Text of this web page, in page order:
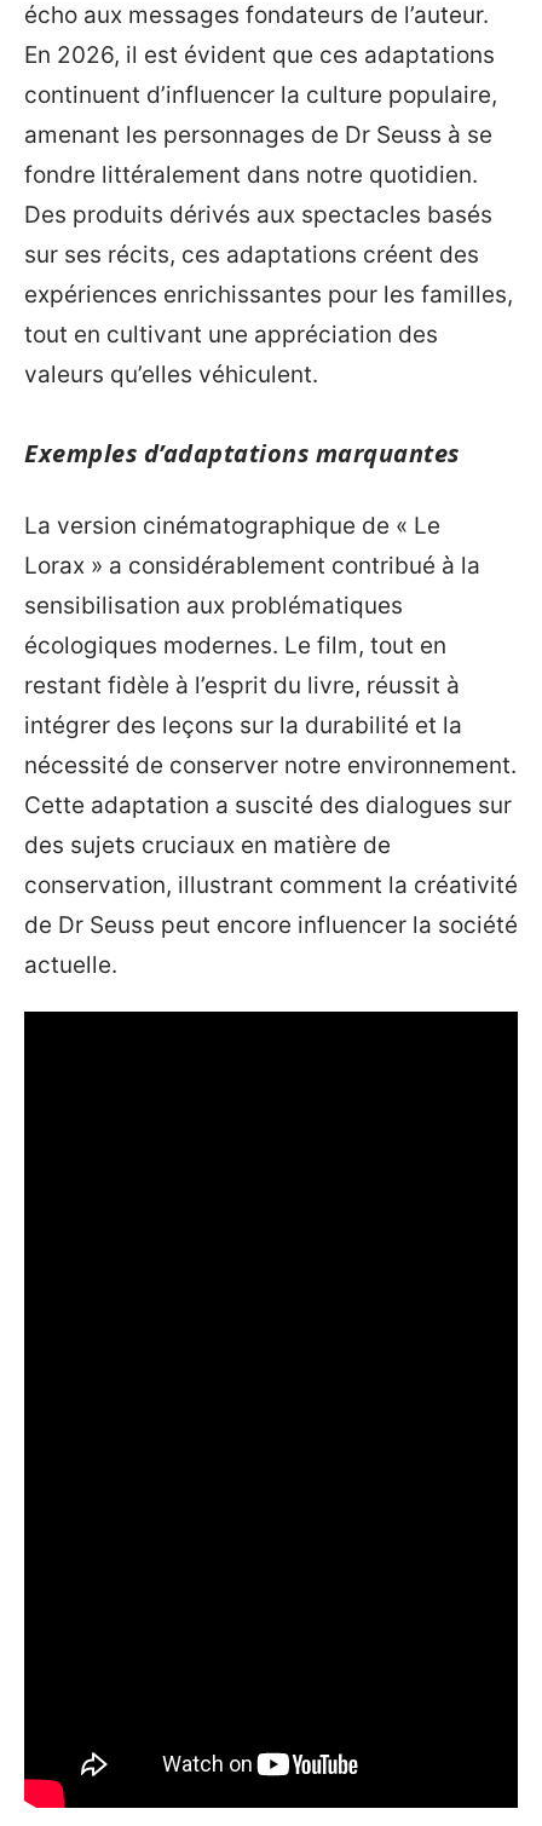
écho aux messages fondateurs de l’auteur.
En 2026, il est évident que ces adaptations
continuent d’influencer la culture populaire,
amenant les personnages de Dr Seuss à se
fondre littéralement dans notre quotidien.
Des produits dérivés aux spectacles basés
sur ses récits, ces adaptations créent des
expériences enrichissantes pour les familles,
tout en cultivant une appréciation des
valeurs qu’elles véhiculent.
Exemples d’adaptations marquantes
La version cinématographique de « Le
Lorax » a considérablement contribué à la
sensibilisation aux problématiques
écologiques modernes. Le film, tout en
restant fidèle à l’esprit du livre, réussit à
intégrer des leçons sur la durabilité et la
nécessité de conserver notre environnement.
Cette adaptation a suscité des dialogues sur
des sujets cruciaux en matière de
conservation, illustrant comment la créativité
de Dr Seuss peut encore influencer la société
actuelle.